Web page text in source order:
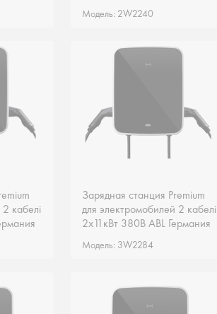
Модель: 2W2240
Модель: 2W2240
кабелі
кабелі
Зарядная станция Premium
для электромобилей 2 кабелі
2х11кВт 380В ABL Германия
Модель: 3W2284
Зарядная станция Premium
для электромобилей 2 кабелі
2х11кВт 380В ABL Германия
Модель: 3W2284